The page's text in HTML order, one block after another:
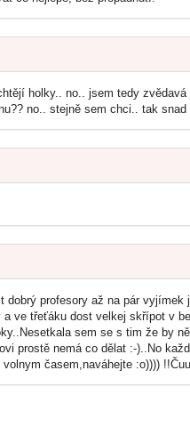
holky.. no.. jsem tedy
no.. stejně sem chci.. tak
profesory až na pár vyjímek
ve třeťáku dost velkej skřípot v
sem se s tim že by
prostě nemá co dělat :-)..No
časem,naváhejte :o))))